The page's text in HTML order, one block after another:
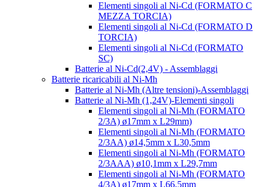
Elementi singoli al Ni-Cd (FORMATO C
MEZZA TORCIA)
Elementi singoli al Ni-Cd (FORMATO D
TORCIA)
Elementi singoli al Ni-Cd (FORMATO
SC)
Batterie al Ni-Cd(2,4V) - Assemblaggi
Batterie ricaricabili al Ni-Mh
Batterie al Ni-Mh (Altre tensioni)-Assemblaggi
Batterie al Ni-Mh (1,24V)-Elementi singoli
Elementi singoli al Ni-Mh (FORMATO
2/3A) ø17mm x L29mm)
Elementi singoli al Ni-Mh (FORMATO
2/3AA) ø14,5mm x L30,5mm
Elementi singoli al Ni-Mh (FORMATO
2/3AAA) ø10,1mm x L29,7mm
Elementi singoli al Ni-Mh (FORMATO
4/3A) ø17mm x L66,5mm